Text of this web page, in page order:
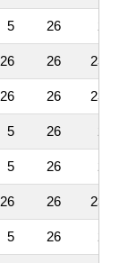
5 26
26 26 23
26 26 23
5 26
5 26
26 26 23
5 26